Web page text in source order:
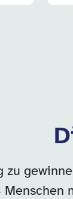
zu
Menschen